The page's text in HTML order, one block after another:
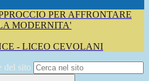
PER AFFRONTARE
MODERNITA'
- LICEO CEVOLANI
del sito